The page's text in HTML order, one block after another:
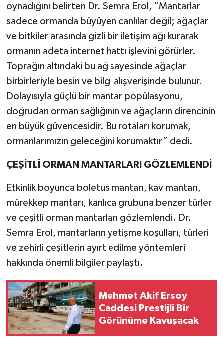
oynadığını belirten Dr. Semra Erol, “Mantarlar
sadece ormanda büyüyen canlılar değil; ağaçlar
ve bitkiler arasında gizli bir iletişim ağı kurarak
ormanın adeta internet hattı işlevini görürler.
Toprağın altındaki bu ağ sayesinde ağaçlar
birbirleriyle besin ve bilgi alışverişinde bulunur.
Dolayısıyla güçlü bir mantar popülasyonu,
doğrudan orman sağlığının ve ağaçların direncinin
en büyük güvencesidir. Bu rotaları korumak,
ormanlarımızın geleceğini korumaktır” dedi.
ÇEŞİTLİ ORMAN MANTARLARI GÖZLEMLENDİ
Etkinlik boyunca boletus mantarı, kav mantarı,
mürekkep mantarı, kanlıca grubuna benzer türler
ve çeşitli orman mantarları gözlemlendi. Dr.
Semra Erol, mantarların yetişme koşulları, türleri
ve zehirli çeşitlerin ayırt edilme yöntemleri
hakkında önemli bilgiler paylaştı.
Mehmet Akif Ersoy
Caddesi Prestijli Bir
Görünüme Kavuşacak